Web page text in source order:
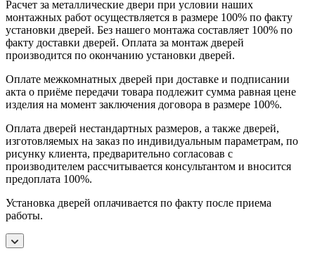
Расчет за металлические двери при условии наших
монтажных работ осуществляется в размере 100% по факту
установки дверей. Без нашего монтажа составляет 100% по
факту доставки дверей. Оплата за монтаж дверей
производится по окончанию установки дверей.
Оплате межкомнатных дверей при доставке и подписании
акта о приёме передачи товара подлежит сумма равная цене
изделия на момент заключения договора в размере 100%.
Оплата дверей нестандартных размеров, а также дверей,
изготовляемых на заказ по индивидуальным параметрам, по
рисунку клиента, предварительно согласовав с
производителем рассчитывается консультантом и вносится
предоплата 100%.
Установка дверей оплачивается по факту после приема
работы.